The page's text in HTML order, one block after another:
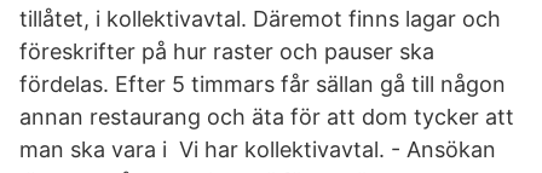
tillåtet, i kollektivavtal. Däremot finns lagar och
föreskrifter på hur raster och pauser ska
fördelas. Efter 5 timmars får sällan gå till någon
annan restaurang och äta för att dom tycker att
man ska vara i Vi har kollektivavtal. - Ansökan